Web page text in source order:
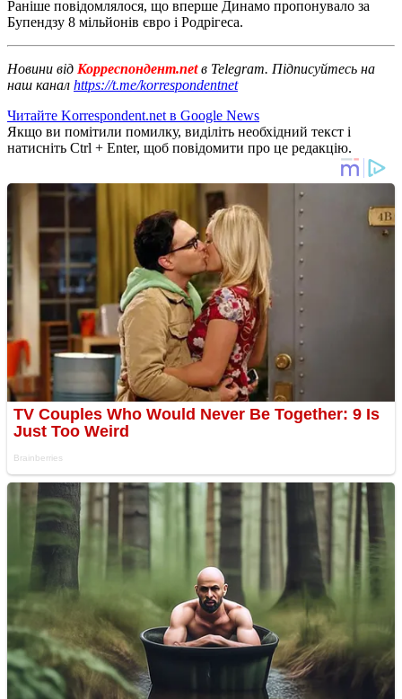
Раніше повідомлялося, що вперше Динамо пропонувало за
Бупендзу 8 мільйонів євро і Родрігеса.
Новини від Корреспондент.netв Telegram. Підписуйтесь на
наш канал https://t.me/korrespondentnet
Читайте Korrespondent.net в Google News
Якщо ви помітили помилку, виділіть необхідний текст і
натисніть Ctrl + Enter, щоб повідомити про це редакцію.